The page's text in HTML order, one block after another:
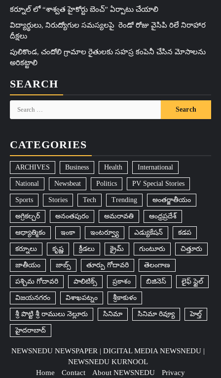
కర్నూల్ లో “శాశ్వత హైకోర్టు బెంచ్” ఏర్పాటు చేయాలి
విద్యార్థులు, నిరుద్యోగుల సమస్యలపై రెండో రోజు వైసిపి రిలే నిరాహార
దీక్షలు
పులికొండ, చందోలి గ్రామాల రైతులకు సహస్ర కంపెనీ చేసిన మోసాలను
అరికట్టాలి
SEARCH
CATEGORIES
ARCHIVES Business Health International
National Newsbeat Politics PV Special Stories
Sports Stories Tech Trending అంతర్జాతీయం
అగ్రికల్చర్ అనంతపురం అమరావతి ఆంధ్రప్రదేశ్
ఆధ్యాత్మికం ఇంకా ఇంటర్వ్యూ ఎడ్యుకేషన్ కడప
కర్నూలు కృష్ణ క్రీడలు క్రైమ్ గుంటూరు చిత్తూరు
జాతీయం జాబ్స్ తూర్పు గోదావరి తెలంగాణ
పశ్చిమ గోదావరి పాలిటిక్స్ ప్రకాశం బిజినెస్ లైఫ్ స్టైల్
విజయనగరం విశాఖపట్నం శ్రీకాకుళం
శ్రీ పొట్టి శ్రీ రాములు నెల్లూరు సినిమా సినిమా రివ్యూ హెల్త్
హైదరాబాద్​
NEWSNEDU NEWSPAPER | DIGITAL MEDIA NEWSNEDU |
NEWSNEDU KURNOOL
Home
Contact About NEWSNEDU Privacy